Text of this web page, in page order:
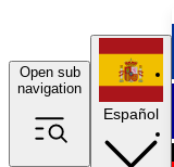
Open sub
navigation
Español